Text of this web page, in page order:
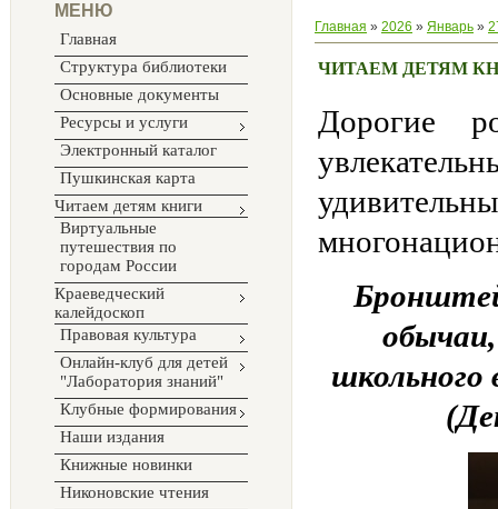
МЕНЮ
Главная
Структура библиотеки
Основные документы
Ресурсы и услуги
Электронный каталог
Пушкинская карта
Читаем детям книги
Виртуальные
путешествия по
городам России
Краеведческий
калейдоскоп
Правовая культура
Онлайн-клуб для детей
"Лаборатория знаний"
Клубные формирования
Наши издания
Книжные новинки
Никоновские чтения
Главная » 2026 » Январь »
ЧИТАЕМ ДЕТЯМ
Дорогие
школьного